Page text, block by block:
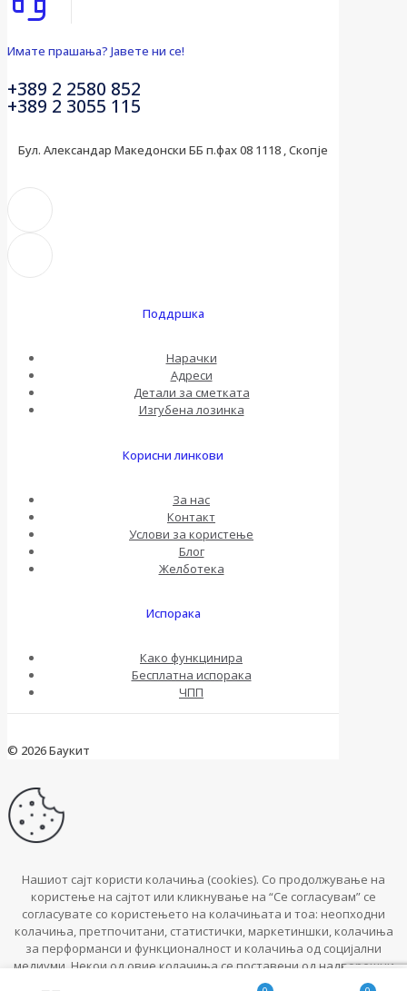
Имате прашања? Јавете ни се!
+389 2 2580 852
+389 2 3055 115
Бул. Александар Македонски ББ п.фах 08 1118 , Скопје
Поддршка
Нарачки
Адреси
Детали за сметката
Изгубена лозинка
Корисни линкови
За нас
Контакт
Услови за користење
Блог
Желботека
Испорака
Како функцинира
Бесплатна испорака
ЧПП
© 2026 Баукит
Нашиот сајт користи колачиња (cookies). Со продолжување на
користење на сајтот или кликнување на “Се согласувам” се
согласувате со користењето на колачињата и тоа: неопходни
колачиња, претпочитани, статистички, маркетиншки, колачиња
за перформанси и функционалност и колачиња од социјални
медиуми. Некои од овие колачиња се поставени од надворешни
провајдери (трети страни)